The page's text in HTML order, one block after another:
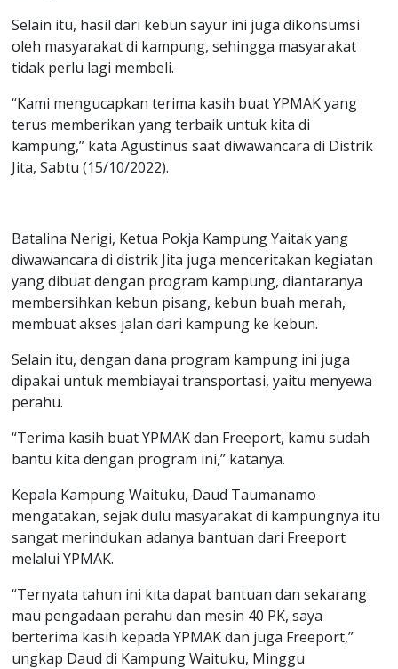
Selain itu, hasil dari kebun sayur ini juga dikonsumsi
oleh masyarakat di kampung, sehingga masyarakat
tidak perlu lagi membeli.
“Kami mengucapkan terima kasih buat YPMAK yang
terus memberikan yang terbaik untuk kita di
kampung,” kata Agustinus saat diwawancara di Distrik
Jita, Sabtu (15/10/2022).
Batalina Nerigi, Ketua Pokja Kampung Yaitak yang
diwawancara di distrik Jita juga menceritakan kegiatan
yang dibuat dengan program kampung, diantaranya
membersihkan kebun pisang, kebun buah merah,
membuat akses jalan dari kampung ke kebun.
Selain itu, dengan dana program kampung ini juga
dipakai untuk membiayai transportasi, yaitu menyewa
perahu.
“Terima kasih buat YPMAK dan Freeport, kamu sudah
bantu kita dengan program ini,” katanya.
Kepala Kampung Waituku, Daud Taumanamo
mengatakan, sejak dulu masyarakat di kampungnya itu
sangat merindukan adanya bantuan dari Freeport
melalui YPMAK.
“Ternyata tahun ini kita dapat bantuan dan sekarang
mau pengadaan perahu dan mesin 40 PK, saya
berterima kasih kepada YPMAK dan juga Freeport,”
ungkap Daud di Kampung Waituku, Minggu